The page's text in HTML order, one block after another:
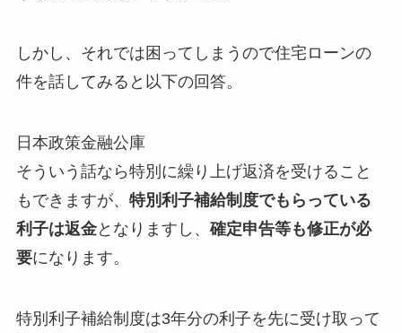
しかし、それでは困ってしまうので住宅ローンの
件を話してみると以下の回答。
日本政策金融公庫
そういう話なら特別に繰り上げ返済を受けること
もできますが、 特別利子補給制度でもらっている
利子は返金となりますし、 確定申告等も修正が必
要になります。
特別利子補給制度は3年分の利子を先に受け取って